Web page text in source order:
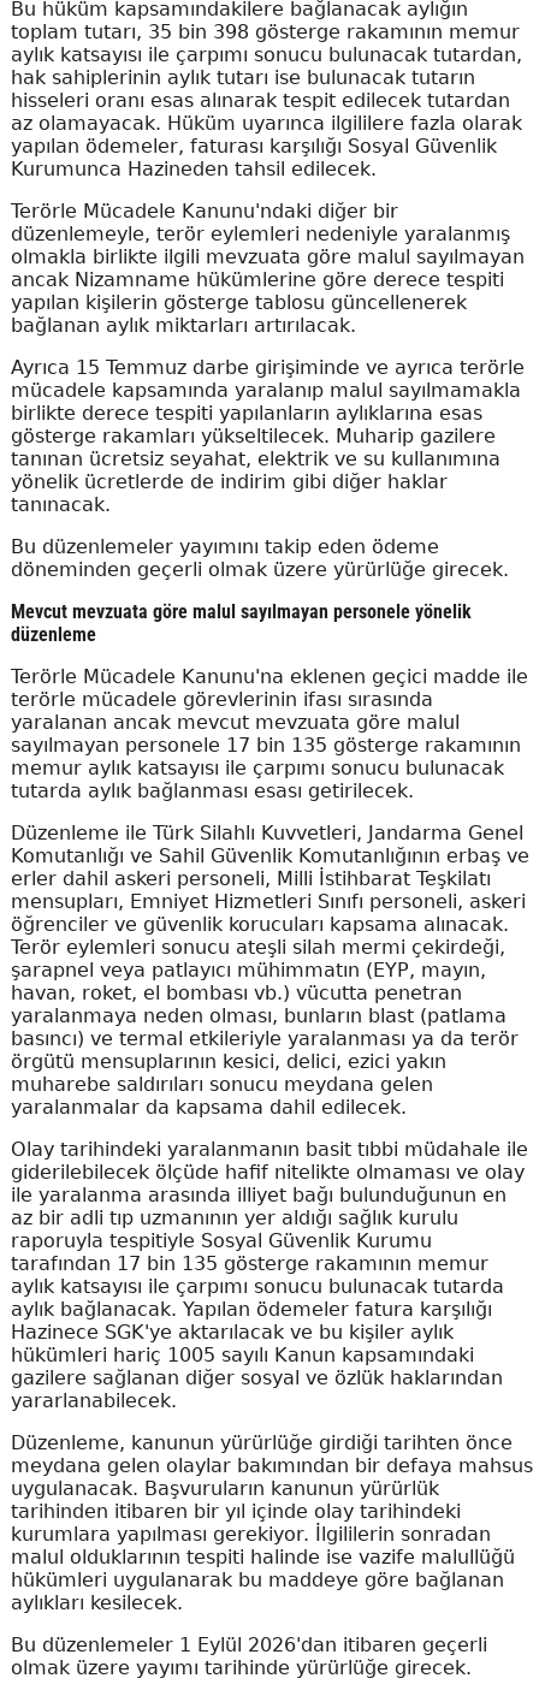
Bu hüküm kapsamındakilere bağlanacak aylığın
toplam tutarı, 35 bin 398 gösterge rakamının memur
aylık katsayısı ile çarpımı sonucu bulunacak tutardan,
hak sahiplerinin aylık tutarı ise bulunacak tutarın
hisseleri oranı esas alınarak tespit edilecek tutardan
az olamayacak. Hüküm uyarınca ilgililere fazla olarak
yapılan ödemeler, faturası karşılığı Sosyal Güvenlik
Kurumunca Hazineden tahsil edilecek.
Terörle Mücadele Kanunu'ndaki diğer bir
düzenlemeyle, terör eylemleri nedeniyle yaralanmış
olmakla birlikte ilgili mevzuata göre malul sayılmayan
ancak Nizamname hükümlerine göre derece tespiti
yapılan kişilerin gösterge tablosu güncellenerek
bağlanan aylık miktarları artırılacak.
Ayrıca 15 Temmuz darbe girişiminde ve ayrıca terörle
mücadele kapsamında yaralanıp malul sayılmamakla
birlikte derece tespiti yapılanların aylıklarına esas
gösterge rakamları yükseltilecek. Muharip gazilere
tanınan ücretsiz seyahat, elektrik ve su kullanımına
yönelik ücretlerde de indirim gibi diğer haklar
tanınacak.
Bu düzenlemeler yayımını takip eden ödeme
döneminden geçerli olmak üzere yürürlüğe girecek.
Mevcut mevzuata göre malul sayılmayan personele yönelik
düzenleme
Terörle Mücadele Kanunu'na eklenen geçici madde ile
terörle mücadele görevlerinin ifası sırasında
yaralanan ancak mevcut mevzuata göre malul
sayılmayan personele 17 bin 135 gösterge rakamının
memur aylık katsayısı ile çarpımı sonucu bulunacak
tutarda aylık bağlanması esası getirilecek.
Düzenleme ile Türk Silahlı Kuvvetleri, Jandarma Genel
Komutanlığı ve Sahil Güvenlik Komutanlığının erbaş ve
erler dahil askeri personeli, Milli İstihbarat Teşkilatı
mensupları, Emniyet Hizmetleri Sınıfı personeli, askeri
öğrenciler ve güvenlik korucuları kapsama alınacak.
Terör eylemleri sonucu ateşli silah mermi çekirdeği,
şarapnel veya patlayıcı mühimmatın (EYP, mayın,
havan, roket, el bombası vb.) vücutta penetran
yaralanmaya neden olması, bunların blast (patlama
basıncı) ve termal etkileriyle yaralanması ya da terör
örgütü mensuplarının kesici, delici, ezici yakın
muharebe saldırıları sonucu meydana gelen
yaralanmalar da kapsama dahil edilecek.
Olay tarihindeki yaralanmanın basit tıbbi müdahale ile
giderilebilecek ölçüde hafif nitelikte olmaması ve olay
ile yaralanma arasında illiyet bağı bulunduğunun en
az bir adli tıp uzmanının yer aldığı sağlık kurulu
raporuyla tespitiyle Sosyal Güvenlik Kurumu
tarafından 17 bin 135 gösterge rakamının memur
aylık katsayısı ile çarpımı sonucu bulunacak tutarda
aylık bağlanacak. Yapılan ödemeler fatura karşılığı
Hazinece SGK'ye aktarılacak ve bu kişiler aylık
hükümleri hariç 1005 sayılı Kanun kapsamındaki
gazilere sağlanan diğer sosyal ve özlük haklarından
yararlanabilecek.
Düzenleme, kanunun yürürlüğe girdiği tarihten önce
meydana gelen olaylar bakımından bir defaya mahsus
uygulanacak. Başvuruların kanunun yürürlük
tarihinden itibaren bir yıl içinde olay tarihindeki
kurumlara yapılması gerekiyor. İlgililerin sonradan
malul olduklarının tespiti halinde ise vazife malullüğü
hükümleri uygulanarak bu maddeye göre bağlanan
aylıkları kesilecek.
Bu düzenlemeler 1 Eylül 2026'dan itibaren geçerli
olmak üzere yayımı tarihinde yürürlüğe girecek.